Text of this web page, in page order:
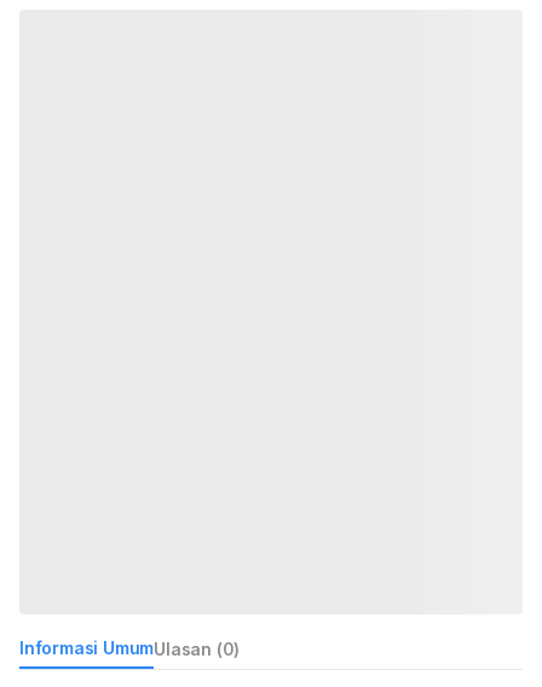
Informasi UmumUlasan (0)